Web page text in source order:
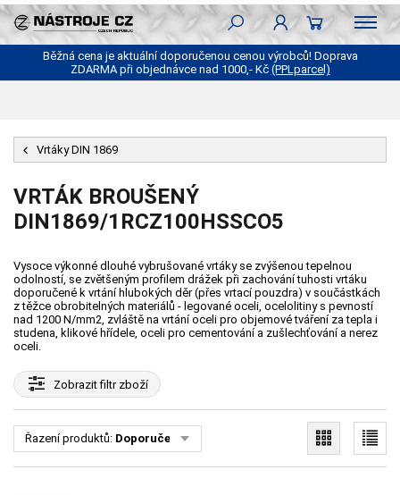
Běžná cena je aktuální doporučenou cenou výrobců! Doprava
ZDARMA při objednávce nad 1000,- Kč (PPLparcel)
Vrtáky DIN 1869
VRTÁK BROUŠENÝ
DIN1869/1RCZ100HSSCO5
Vysoce výkonné dlouhé vybrušované vrtáky se zvýšenou tepelnou
odolností, se zvětšeným profilem drážek při zachování tuhosti vrtáku
doporučené k vrtání hlubokých děr (přes vrtací pouzdra) v součástkách
z těžce obrobitelných materiálů - legované oceli, ocelolitiny s pevností
nad 1200 N/mm2, zvláště na vrtání oceli pro objemové tváření za tepla i
studena, klikové hřídele, oceli pro cementování a zušlechťování a nerez
oceli.
Zobrazitfiltr zboží
Řazení produktů: Doporučené